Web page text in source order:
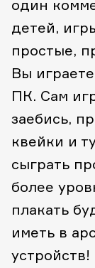
один
детей,
простые,
Вы
ПК. Сам
заебись,
квейки и
сыграть
более
плакать
иметь в